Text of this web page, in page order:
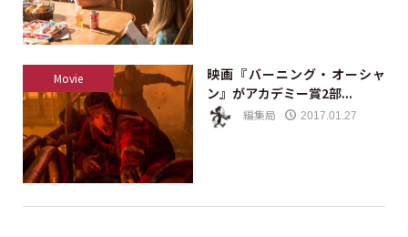
Movie
映画『バーニング・オーシャ
ン』がアカデミー賞2部...
編集局 2017.01.27